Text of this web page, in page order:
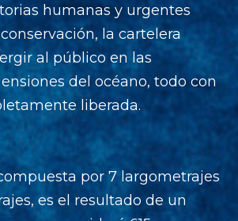
humanas y urgentes
la cartelera
al público en las
del océano, todo con
liberada.
por 7 largometrajes
es el resultado de un